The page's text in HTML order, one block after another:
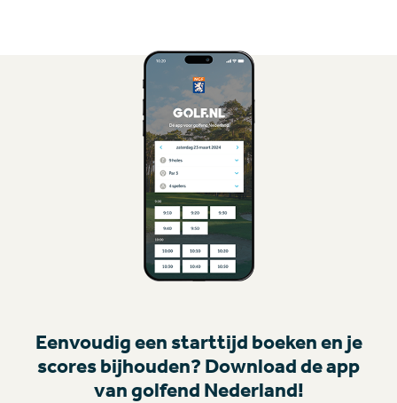
Eenvoudig een starttijd boeken en je
scores bijhouden? Download de app
van golfend Nederland!